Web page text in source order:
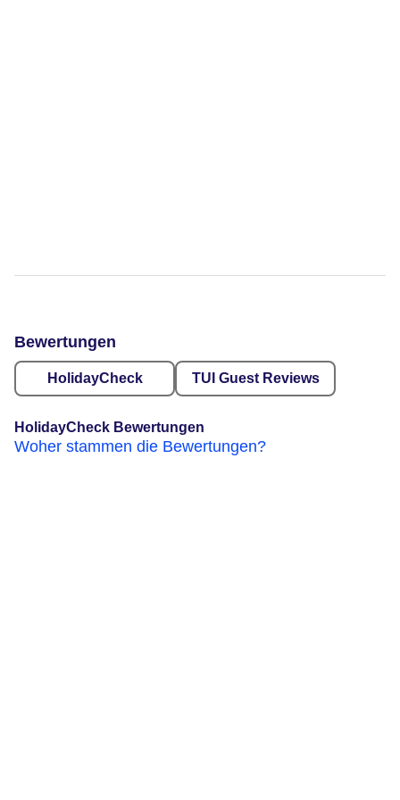
Bewertungen
HolidayCheck TUI Guest Reviews
HolidayCheck Bewertungen
Woher stammen die Bewertungen?